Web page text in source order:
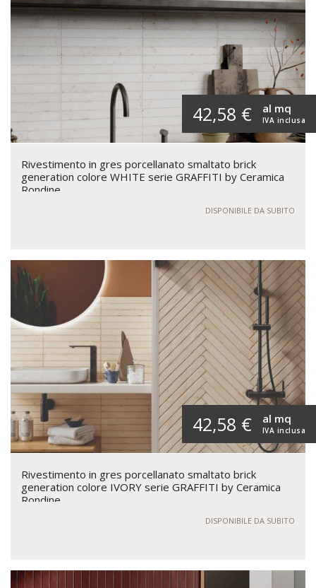
42,58 € IVA inclusa
al mq
Rivestimento in gres porcellanato smaltato brick
generation colore WHITE serie GRAFFITI by Ceramica
Rondine
DISPONIBILE DA SUBITO
42,58 € IVA inclusa
al mq
Rivestimento in gres porcellanato smaltato brick
generation colore IVORY serie GRAFFITI by Ceramica
Rondine
DISPONIBILE DA SUBITO